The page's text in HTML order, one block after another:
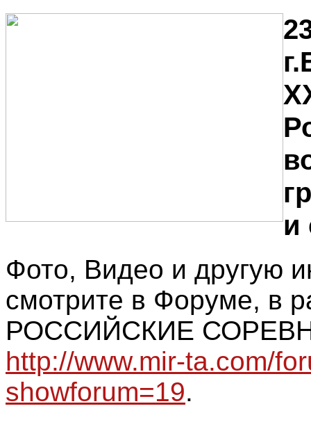
и
Фото, Видео и другую
смотрите в Форуме, в
РОССИЙСКИЕ
http://www.mir-ta.com/
showforum=19.